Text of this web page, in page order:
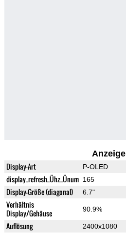
Anzeige
Display-Art P-OLED
display_refresh_Ühz_Ünum 165
Display-Größe (diagonal) 6.7"
Verhältnis
Display/Gehäuse
90.9%
Auflösung 2400x1080